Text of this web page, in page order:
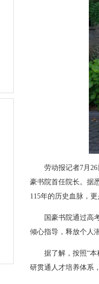
劳动报记者7月
豪书院首任院长。据
115年的历史血脉，
国豪书院通过高
倾心指导，释放个人
据了解，按照“
研贯通人才培养体系